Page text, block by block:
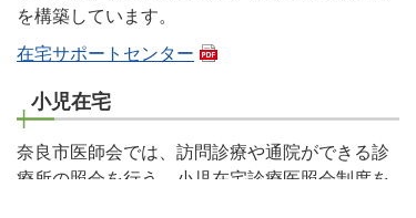
を構築しています。
在宅サポートセンター
小児在宅
奈良市医師会では、訪問診療や通院ができる診
療所の照会を行う、小児在宅診療医照会制度を